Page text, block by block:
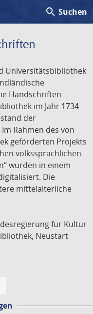
search Suchen
Universitätsbibliothek
Handschriften
im Jahr 1734
der
Rahmen des von
geförderten Projekts
volkssprachlichen
wurden in einem
Die
mittelalterliche
für Kultur
Neustart